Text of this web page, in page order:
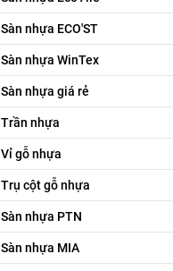
Sàn nhựa ECO'ST
Sàn nhựa WinTex
Sàn nhựa giá rẻ
Trần nhựa
Vỉ gỗ nhựa
Trụ cột gỗ nhựa
Sàn nhựa PTN
Sàn nhựa MIA